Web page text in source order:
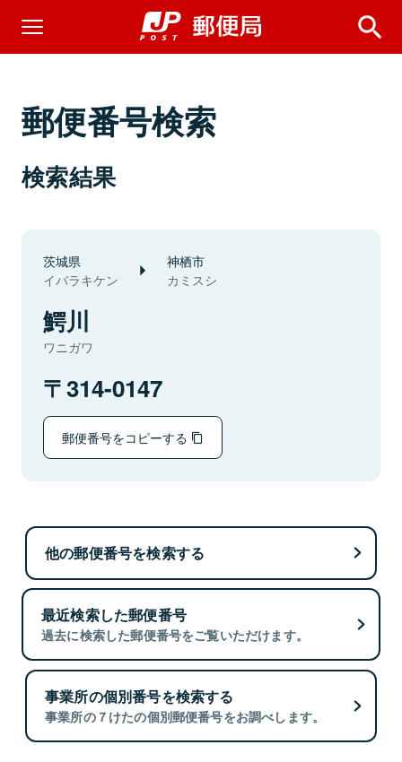
郵便番号検索
検索結果
茨城県
イバラキケン
神栖市
カミスシ
鰐川
ワニガワ
314-0147
郵便番号をコピーする
他の郵便番号を検索する
最近検索した郵便番号
過去に検索した郵便番号をご覧いただけます。
事業所の個別番号を検索する
事業所の７けたの個別郵便番号をお調べします。